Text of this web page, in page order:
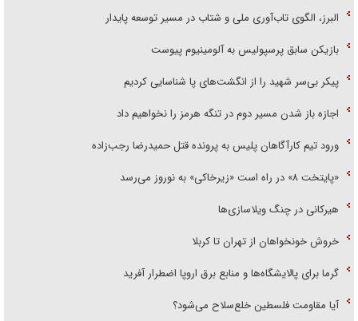
البرز، الگوی تاب‌آوری ملی و شتاب در مسیر توسعه پایدار
بازیکن سابق پرسپولیس به آلومینیوم پیوست
پیکر بی‌سر شهید را از انگشت‌های پا شناسایی کردیم
اجازه باز شدن مسیر دوم در تنگه هرمز را نخواهیم داد
ورود تیم کارآگاهان پلیس به پرونده قتل حمیدرضا رجب‌زاده
«پایتخت ۸» در راه است «زیرخاکی» به نوروز می‌رسد
هیرکانی در چنگ ویلاسازی‌ها
خروش خونخواهان از تهران تا کربلا
گرما برای پالایشگاه‌ها و منابع برق اروپا اضطرار آفرید
آیا مقاومت فلسطین خلع‌سلاح می‌شود؟